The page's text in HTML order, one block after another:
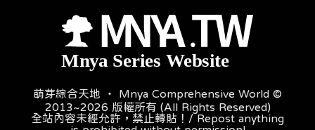
萌芽綜合天地 ‧ Mnya Comprehensive World ©
2013~2026 版權所有 (All Rights Reserved)
全站內容未經允許，禁止轉貼！/ Repost anything